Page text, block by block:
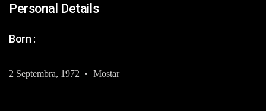
Personal Details
Born :
2 Septembra, 1972 Mostar